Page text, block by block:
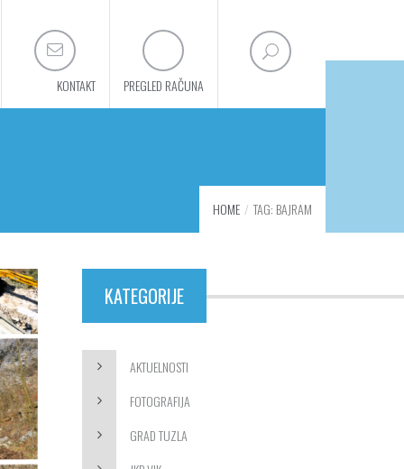
KONTAKT PREGLED RAČUNA
HOME TAG: BAJRAM
KATEGORIJE
AKTUELNOSTI
FOTOGRAFIJA
GRAD TUZLA